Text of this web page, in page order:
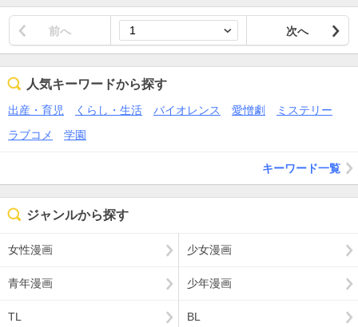
前へ 次へ
人気キーワードから探す
出産・育児 くらし・生活 バイオレンス 愛憎劇
ミステリー
ラブコメ
学園
キーワード一覧
ジャンルから探す
女性漫画 少女漫画
青年漫画 少年漫画
TL BL